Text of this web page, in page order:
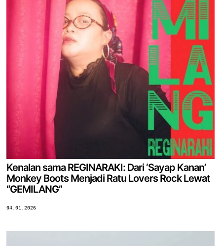
Kenalan sama REGINARAKI: Dari ‘Sayap Kanan’
Monkey Boots Menjadi Ratu Lovers Rock Lewat
“GEMILANG”
04.01.2026